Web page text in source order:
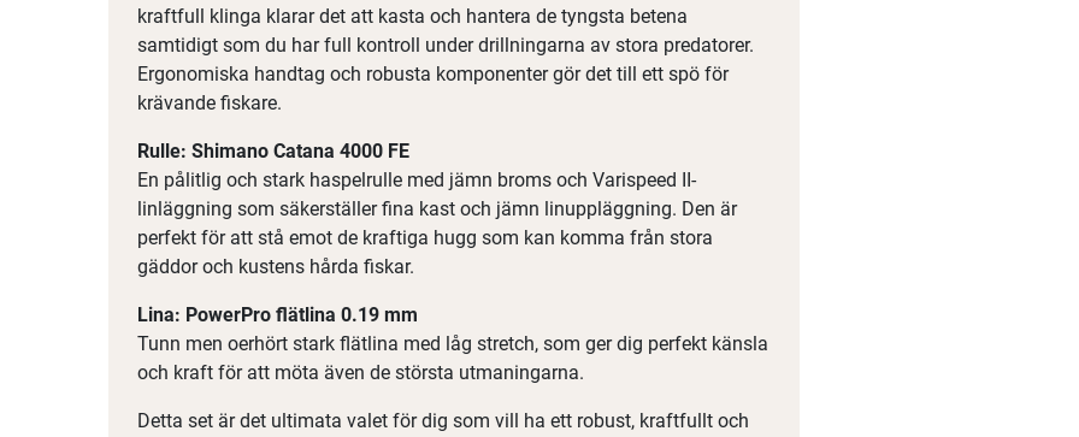
kraftfull klinga klarar det att kasta och hantera de tyngsta betena
samtidigt som du har full kontroll under drillningarna av stora predatorer.
Ergonomiska handtag och robusta komponenter gör det till ett spö för
krävande fiskare.
Rulle: Shimano Catana 4000 FE
En pålitlig och stark haspelrulle med jämn broms och Varispeed II-
linläggning som säkerställer fina kast och jämn linuppläggning. Den är
perfekt för att stå emot de kraftiga hugg som kan komma från stora
gäddor och kustens hårda fiskar.
Lina: PowerPro flätlina 0.19 mm
Tunn men oerhört stark flätlina med låg stretch, som ger dig perfekt känsla
och kraft för att möta även de största utmaningarna.
Detta set är det ultimata valet för dig som vill ha ett robust, kraftfullt och